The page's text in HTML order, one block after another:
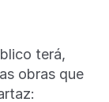
terá,
obras que